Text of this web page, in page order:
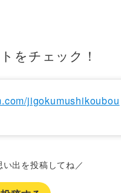
をチェック！
jigokumushikoubou
出を投稿してね／